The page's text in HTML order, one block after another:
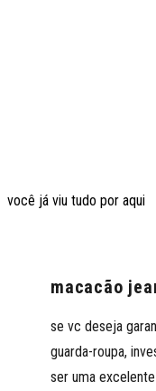
você já viu tudo por aqui
macacão
se vc deseja
guarda-roupa,
ser uma